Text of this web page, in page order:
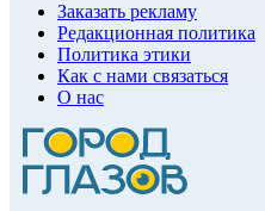
Заказать рекламу
Редакционная политика
Политика этики
Как с нами связаться
О нас